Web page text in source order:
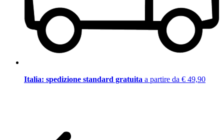
Italia: spedizione standard gratuita a partire da € 49,90